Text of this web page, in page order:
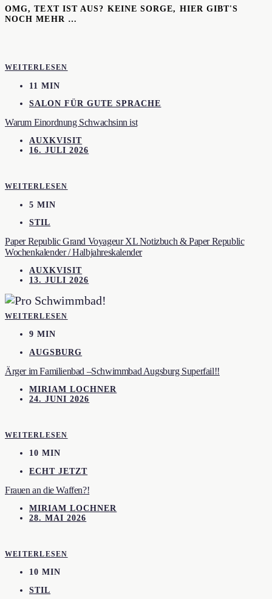
OMG, TEXT IST AUS? KEINE SORGE, HIER GIBT'S
NOCH MEHR …
WEITERLESEN
11 MIN
SALON FÜR GUTE SPRACHE
Warum Einordnung Schwachsinn ist
AUXKVISIT
16. JULI 2026
WEITERLESEN
5 MIN
STIL
Paper Republic Grand Voyageur XL Notizbuch & Paper Republic
Wochenkalender / Halbjahreskalender
AUXKVISIT
13. JULI 2026
WEITERLESEN
9 MIN
AUGSBURG
Ärger im Familienbad –Schwimmbad Augsburg Superfail!!
MIRIAM LOCHNER
24. JUNI 2026
WEITERLESEN
10 MIN
ECHT JETZT
Frauen an die Waffen?!
MIRIAM LOCHNER
28. MAI 2026
WEITERLESEN
10 MIN
STIL